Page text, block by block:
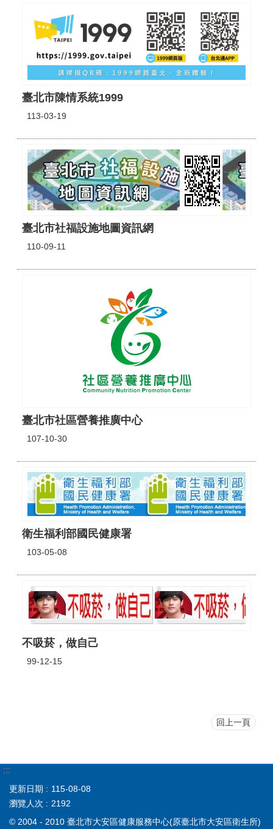
臺北市陳情系統1999
113-03-19
臺北市社福設施地圖資訊網
110-09-11
臺北市社區營養推廣中心
107-10-30
衛生福利部國民健康署
103-05-08
不吸菸，做自己
99-12-15
回上一頁
:::
更新日期
115-08-08
瀏覽人次
2192
© 2004 - 2010 臺北市大安區健康服務中心(原臺北市大安區衛生所)